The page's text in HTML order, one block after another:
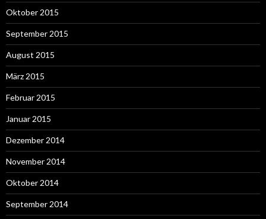
Oktober 2015
September 2015
August 2015
März 2015
Februar 2015
Januar 2015
Dezember 2014
November 2014
Oktober 2014
September 2014